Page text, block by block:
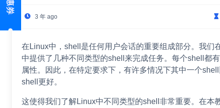
3 年 ago
在Linux中，shell是任何用户会话的重要组成部分。我们
中提供了几种不同类型的shell来完成任务。每个shell都
属性。因此，在特定要求下，有许多情况下其中一个
shell更好。
这使得我们了解Linux中不同类型的shell非常重要。在本